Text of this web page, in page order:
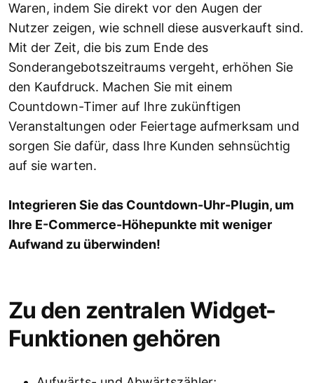
Waren, indem Sie direkt vor den Augen der
Nutzer zeigen, wie schnell diese ausverkauft sind.
Mit der Zeit, die bis zum Ende des
Sonderangebotszeitraums vergeht, erhöhen Sie
den Kaufdruck. Machen Sie mit einem
Countdown-Timer auf Ihre zukünftigen
Veranstaltungen oder Feiertage aufmerksam und
sorgen Sie dafür, dass Ihre Kunden sehnsüchtig
auf sie warten.
Integrieren Sie das Countdown-Uhr-Plugin, um
Ihre E-Commerce-Höhepunkte mit weniger
Aufwand zu überwinden!
Zu den zentralen Widget-
Funktionen gehören